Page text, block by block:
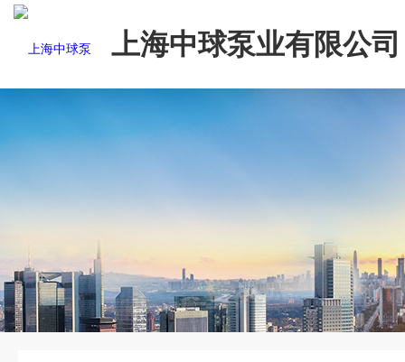
上海中球泵业有限公司